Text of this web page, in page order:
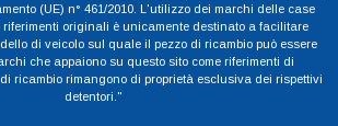
(UE) n° 461/2010. L'utilizzo dei marchi delle case
riferimenti originali è unicamente destinato a facilitare
di veicolo sul quale il pezzo di ricambio può essere
che appaiono su questo sito come riferimenti di
ricambio rimangono di proprietà esclusiva dei rispettivi
detentori."